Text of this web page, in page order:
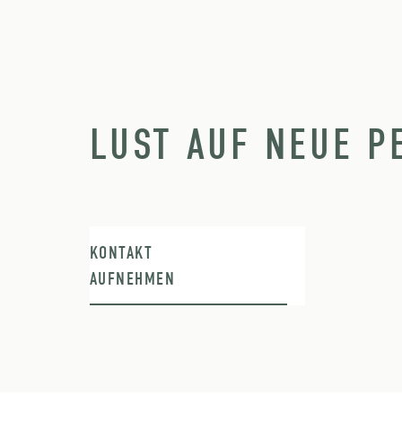
LUST AUF NEUE
KONTAKT
AUFNEHMEN